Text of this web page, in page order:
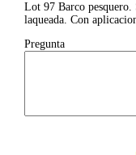
Lot 97 Barco
laqueada. Con
Pregunta